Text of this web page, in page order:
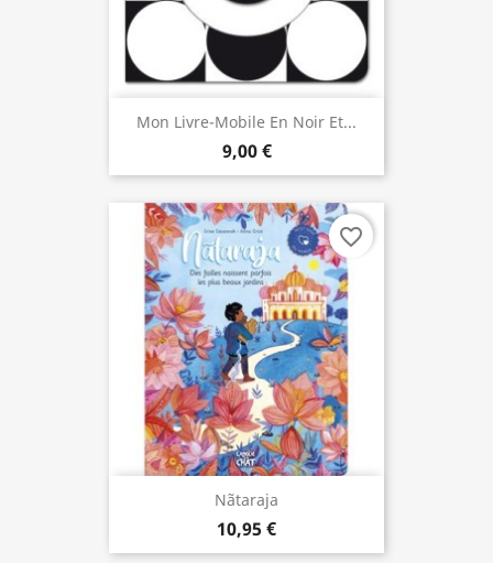
Mon Livre-Mobile En Noir Et...
9,00 €
Nãtaraja
10,95 €
favorite_border